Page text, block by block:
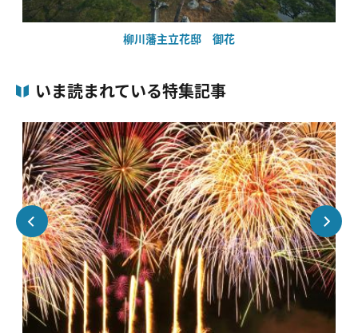
柳川藩主立花邸 御花
いま読まれている特集記事